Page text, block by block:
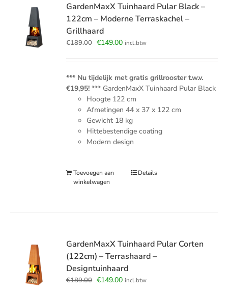
GardenMaxX Tuinhaard Pular Black –
122cm – Moderne Terraskachel –
Grillhaard
€189.00 Oorspronkelijke
€189.00.
€149.00Huidige
€149.00.
incl.btw
*** Nu tijdelijk met gratis grillrooster t.w.v.
€19,95! *** GardenMaxX Tuinhaard Pular Black
Hoogte 122 cm
Afmetingen44 x 37 x 122 cm
Gewicht 18 kg
Hittebestendige coating
Modern design
Toevoegen aan
winkelwagen
Details
GardenMaxX Tuinhaard Pular Corten
(122cm) – Terrashaard –
Designtuinhaard
€189.00 Oorspronkelijke
€149.00Huidige
incl.btw